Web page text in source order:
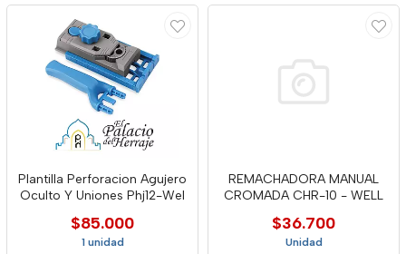
Plantilla Perforacion Agujero
Oculto Y Uniones Phj12-Wel
$85.000
1 unidad
REMACHADORA MANUAL
CROMADA CHR-10 - WELL
$36.700
Unidad